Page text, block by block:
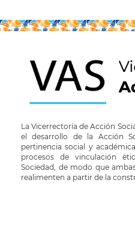
La Vicerrectoría de Acción
el desarrollo de la Acción
pertinencia social y
procesos de vinculación
Sociedad, de modo que
realimenten a partir de la